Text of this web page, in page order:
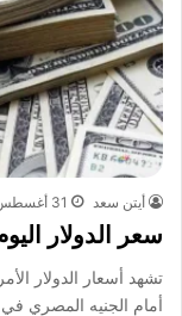
أيتن سعد 31 أغسطس، 2025
سعر الدولار اليوم الإثنين 1
أمام الجنيه المصري